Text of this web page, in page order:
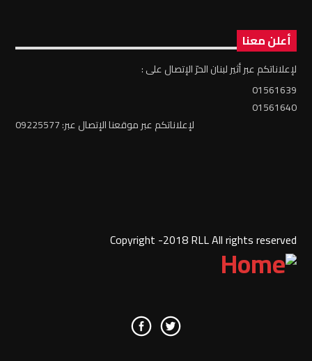
أعلن معنا
لإعلاناتكم عبر أثير لبنان الحرّ الإتصال على :
01561639
01561640
لإعلاناتكم عبر موقعنا الإتصال عبر: 09225577
Copyright -2018 RLL All rights reserved